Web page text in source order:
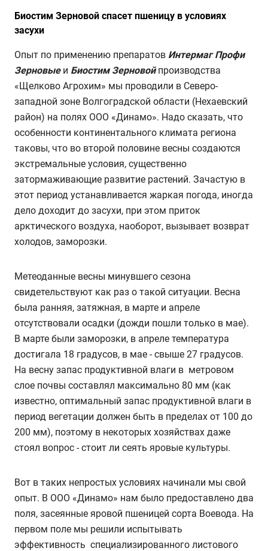
Биостим Зерновой спасет пшеницу в условиях
засухи
Опыт по применению препаратов Интермаг Профи
Зерновые и Биостим Зерновойпроизводства
«Щелково Агрохим» мы проводили в Северо-
западной зоне Волгоградской области (Нехаевский
район) на полях ООО «Динамо». Надо сказать, что
особенности континентального климата региона
таковы, что во второй половине весны создаются
экстремальные условия, существенно
затормаживающие развитие растений. Зачастую в
этот период устанавливается жаркая погода, иногда
дело доходит до засухи, при этом приток
арктического воздуха, наоборот, вызывает возврат
холодов, заморозки.
Метеоданные весны минувшего сезона
свидетельствуют как раз о такой ситуации. Весна
была ранняя, затяжная, в марте и апреле
отсутствовали осадки (дожди пошли только в мае).
В марте были заморозки, в апреле температура
достигала 18 градусов, в мае - свыше 27 градусов.
На весну запас продуктивной влаги в метровом
слое почвы составлял максимально 80 мм (как
известно, оптимальный запас продуктивной влаги в
период вегетации должен быть в пределах от 100 до
200 мм), поэтому в некоторых хозяйствах даже
стоял вопрос - стоит ли сеять яровые культуры.
Вот в таких непростых условиях начинали мы свой
опыт. В ООО «Динамо» нам было предоставлено два
поля, засеянные яровой пшеницей сорта Воевода. На
первом поле мы решили испытывать
эффективность специализированного листового